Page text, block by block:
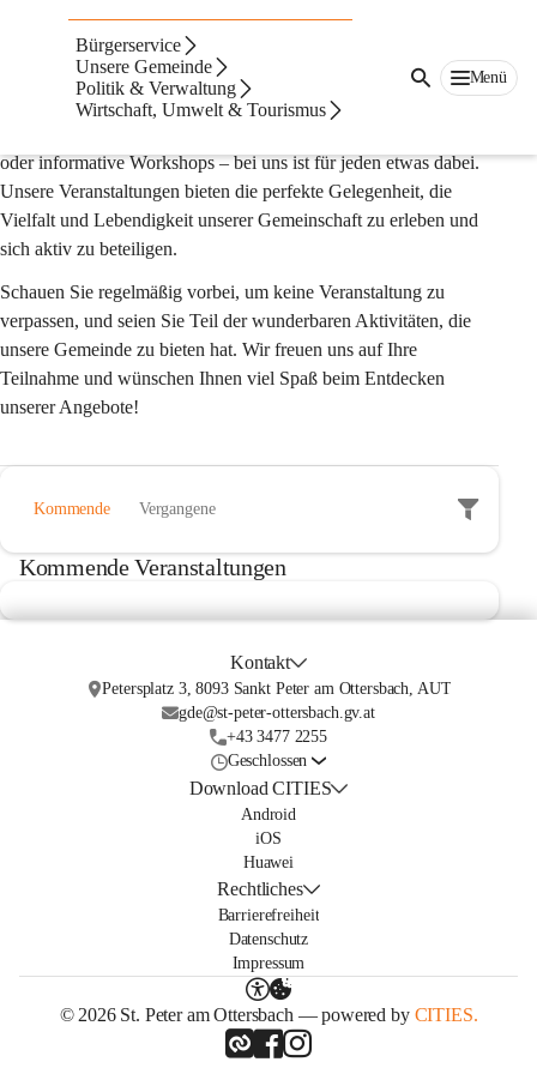
Bürgerservice
Unsere Gemeinde
Politik & Verwaltung
Wirtschaft, Umwelt & Tourismus
Menü
VERANSTALTUNGSKALENDER
Hier finden Sie eine umfassende Übersicht über alle aktuellen
und kommenden Veranstaltungen in unserer Gemeinde. Ob
oder informative Workshops – bei uns ist für jeden etwas dabei.
Unsere Veranstaltungen bieten die perfekte Gelegenheit, die
Vielfalt und Lebendigkeit unserer Gemeinschaft zu erleben und
sich aktiv zu beteiligen.
Schauen Sie regelmäßig vorbei, um keine Veranstaltung zu
verpassen, und seien Sie Teil der wunderbaren Aktivitäten, die
unsere Gemeinde zu bieten hat. Wir freuen uns auf Ihre
Teilnahme und wünschen Ihnen viel Spaß beim Entdecken
unserer Angebote!
Kommende Vergangene
Kommende Veranstaltungen
Kontakt
Petersplatz 3, 8093 Sankt Peter am Ottersbach, AUT
gde@st-peter-ottersbach.gv.at
+43 3477 2255
Geschlossen
Download CITIES
Android
iOS
Huawei
Rechtliches
Barrierefreiheit
Datenschutz
Impressum
© 2026 St. Peter am Ottersbach — powered by CITIES.